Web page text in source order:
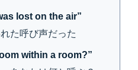
lost on the air”
た呼び声だった
within a room?”